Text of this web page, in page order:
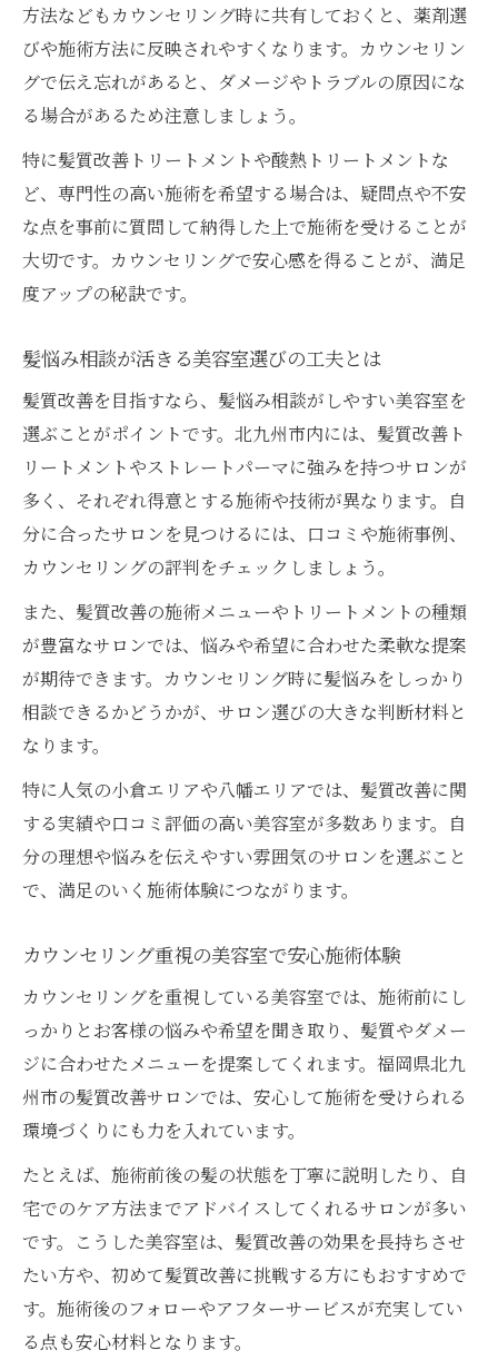
方法などもカウンセリング時に共有しておくと、薬剤選
びや施術方法に反映されやすくなります。カウンセリン
グで伝え忘れがあると、ダメージやトラブルの原因にな
る場合があるため注意しましょう。
特に髪質改善トリートメントや酸熱トリートメントな
ど、専門性の高い施術を希望する場合は、疑問点や不安
な点を事前に質問して納得した上で施術を受けることが
大切です。カウンセリングで安心感を得ることが、満足
度アップの秘訣です。
髪悩み相談が活きる美容室選びの工夫とは
髪質改善を目指すなら、髪悩み相談がしやすい美容室を
選ぶことがポイントです。北九州市内には、髪質改善ト
リートメントやストレートパーマに強みを持つサロンが
多く、それぞれ得意とする施術や技術が異なります。自
分に合ったサロンを見つけるには、口コミや施術事例、
カウンセリングの評判をチェックしましょう。
また、髪質改善の施術メニューやトリートメントの種類
が豊富なサロンでは、悩みや希望に合わせた柔軟な提案
が期待できます。カウンセリング時に髪悩みをしっかり
相談できるかどうかが、サロン選びの大きな判断材料と
なります。
特に人気の小倉エリアや八幡エリアでは、髪質改善に関
する実績や口コミ評価の高い美容室が多数あります。自
分の理想や悩みを伝えやすい雰囲気のサロンを選ぶこと
で、満足のいく施術体験につながります。
カウンセリング重視の美容室で安心施術体験
カウンセリングを重視している美容室では、施術前にし
っかりとお客様の悩みや希望を聞き取り、髪質やダメー
ジに合わせたメニューを提案してくれます。福岡県北九
州市の髪質改善サロンでは、安心して施術を受けられる
環境づくりにも力を入れています。
たとえば、施術前後の髪の状態を丁寧に説明したり、自
宅でのケア方法までアドバイスしてくれるサロンが多い
です。こうした美容室は、髪質改善の効果を長持ちさせ
たい方や、初めて髪質改善に挑戦する方にもおすすめで
す。施術後のフォローやアフターサービスが充実してい
る点も安心材料となります。